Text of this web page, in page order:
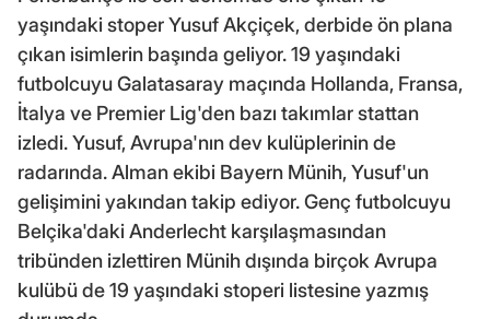
yaşındaki stoper Yusuf Akçiçek, derbide ön plana
çıkan isimlerin başında geliyor. 19 yaşındaki
futbolcuyu Galatasaray maçında Hollanda, Fransa,
İtalya ve Premier Lig'den bazı takımlar stattan
izledi. Yusuf, Avrupa'nın dev kulüplerinin de
radarında. Alman ekibi Bayern Münih, Yusuf'un
gelişimini yakından takip ediyor. Genç futbolcuyu
Belçika'daki Anderlecht karşılaşmasından
tribünden izlettiren Münih dışında birçok Avrupa
kulübü de 19 yaşındaki stoperi listesine yazmış